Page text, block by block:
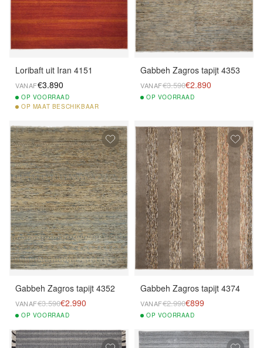
Loribaft uit Iran 4151
VANAF€3.890
OP VOORRAAD
OP MAAT BESCHIKBAAR
Gabbeh Zagros tapijt 4353
VANAF€3.590€2.890
OP VOORRAAD
Gabbeh Zagros tapijt 4352
VANAF€3.590€2.990
OP VOORRAAD
Gabbeh Zagros tapijt 4374
VANAF€2.990€899
OP VOORRAAD